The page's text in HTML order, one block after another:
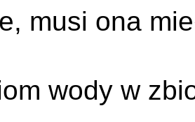
musi ona
wody w